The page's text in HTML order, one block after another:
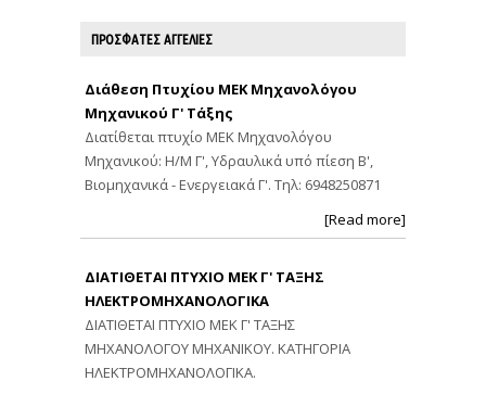
ΠΡΟΣΦΑΤΕΣ ΑΓΓΕΛΙΕΣ
Διάθεση Πτυχίου ΜΕΚ Μηχανολόγου
Μηχανικού Γ' Τάξης
Διατίθεται πτυχίο ΜΕΚ Μηχανολόγου
Μηχανικού: Η/Μ Γ', Υδραυλικά υπό πίεση Β',
Βιομηχανικά - Ενεργειακά Γ'. Τηλ: 6948250871
[Read more]
ΔΙΑΤΙΘΕΤΑΙ ΠΤΥΧΙΟ ΜΕΚ Γ' ΤΑΞΗΣ
ΗΛΕΚΤΡΟΜΗΧΑΝΟΛΟΓΙΚΑ
ΔΙΑΤΙΘΕΤΑΙ ΠΤΥΧΙΟ ΜΕΚ Γ' ΤΑΞΗΣ
ΜΗΧΑΝΟΛΟΓΟΥ ΜΗΧΑΝΙΚΟΥ. ΚΑΤΗΓΟΡΙΑ
ΗΛΕΚΤΡΟΜΗΧΑΝΟΛΟΓΙΚΑ.